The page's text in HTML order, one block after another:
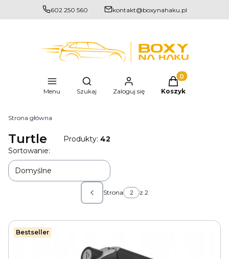
602 250 560 kontakt@boxynahaku.pl
Menu
Otwórz wyszukiwarkę
Szukaj Zaloguj się
Produkty w
Koszyk
Strona główna
Turtle Produkty: 42
Lista produktów
Sortowanie:
Domyślne
Poprzednie produkty
Strona z 2
Bestseller